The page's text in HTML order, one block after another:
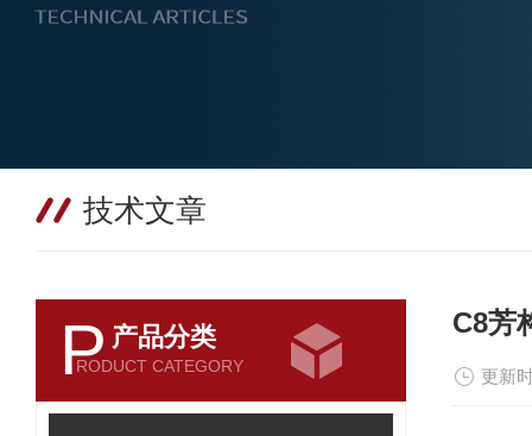
技术文章
P 产品分类
RODUCT CATEGORY
C8芳
更新